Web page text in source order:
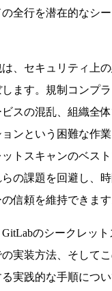
全行を潜在的なシ
、セキュリティ上
ます。規制コンプ
スの混乱、組織全
ンという困難な作
トスキャンのベス
の課題を回避し、
信頼を維持できます
のシークレッ
実装方法、そして
実践的な手順につい